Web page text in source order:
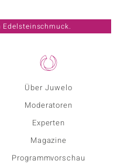
Über Juwelo
Moderatoren
Experten
Magazine
Programmvorschau